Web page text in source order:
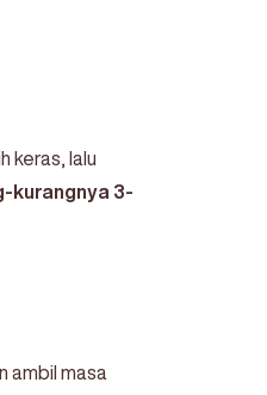
keras, lalu
kurangnya 3-
ambil masa